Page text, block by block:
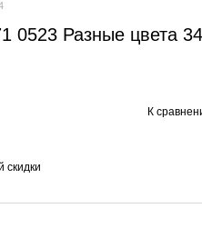
0523 Разные цвета 34
К
скидки